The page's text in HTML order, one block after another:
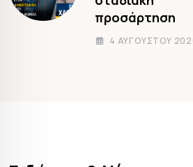
προσάρτηση
4 ΑΥΓΟΎΣΤΟΥ